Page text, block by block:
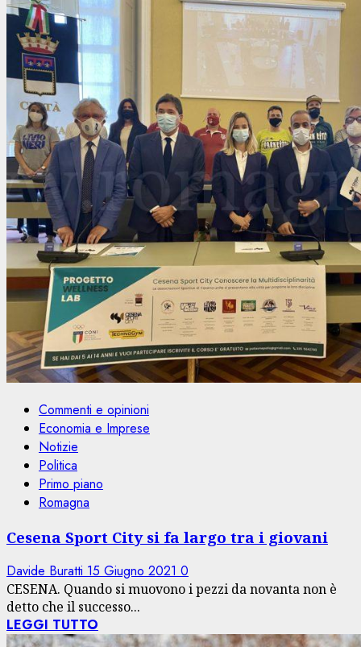
Commenti e opinioni
Economia e Imprese
Notizie
Politica
Primo piano
Romagna
Cesena Sport City si fa largo tra i giovani
Davide Buratti 15 Giugno 2021 0
CESENA. Quando si muovono i pezzi da novanta non è
detto che il successo...
LEGGI TUTTO